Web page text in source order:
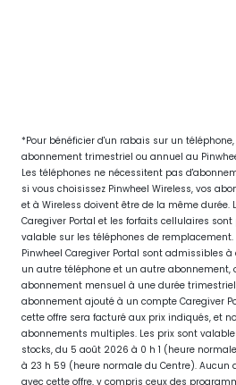
*Pour bénéficier d'un rabais sur un
abonnement trimestriel ou annuel au
Les téléphones ne nécessitent pas
si vous choisissez Pinwheel Wireless, vos
et à Wireless doivent être de la même durée.
Caregiver Portal et les forfaits cellulaires sont
valable sur les téléphones de
Pinwheel Caregiver Portal sont admissibles
un autre téléphone et un autre abonnement,
abonnement mensuel à une durée
abonnement ajouté à un compte Caregiver
cette offre sera facturé aux prix indiqués, et
abonnements multiples. Les prix sont
stocks, du 5 août 2026 à 0 h 1 (heure
à 23 h 59 (heure normale du Centre). Aucun
avec cette offre, y compris ceux des